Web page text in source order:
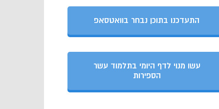
התעדכנו בתוכן נבחר בוואטסאפ
עשו מנוי לדף היומי בתלמוד עשר
הספירות